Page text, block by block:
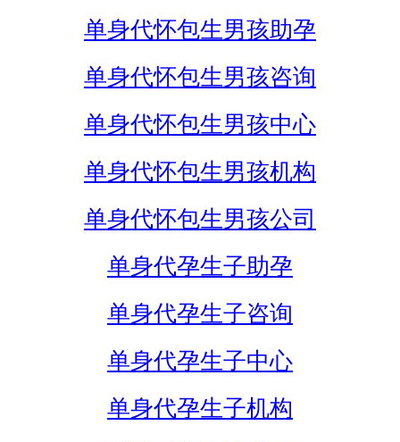
单身代怀包生男孩助孕
单身代怀包生男孩咨询
单身代怀包生男孩中心
单身代怀包生男孩机构
单身代怀包生男孩公司
单身代孕生子助孕
单身代孕生子咨询
单身代孕生子中心
单身代孕生子机构